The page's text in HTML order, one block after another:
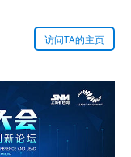
访问TA的主页